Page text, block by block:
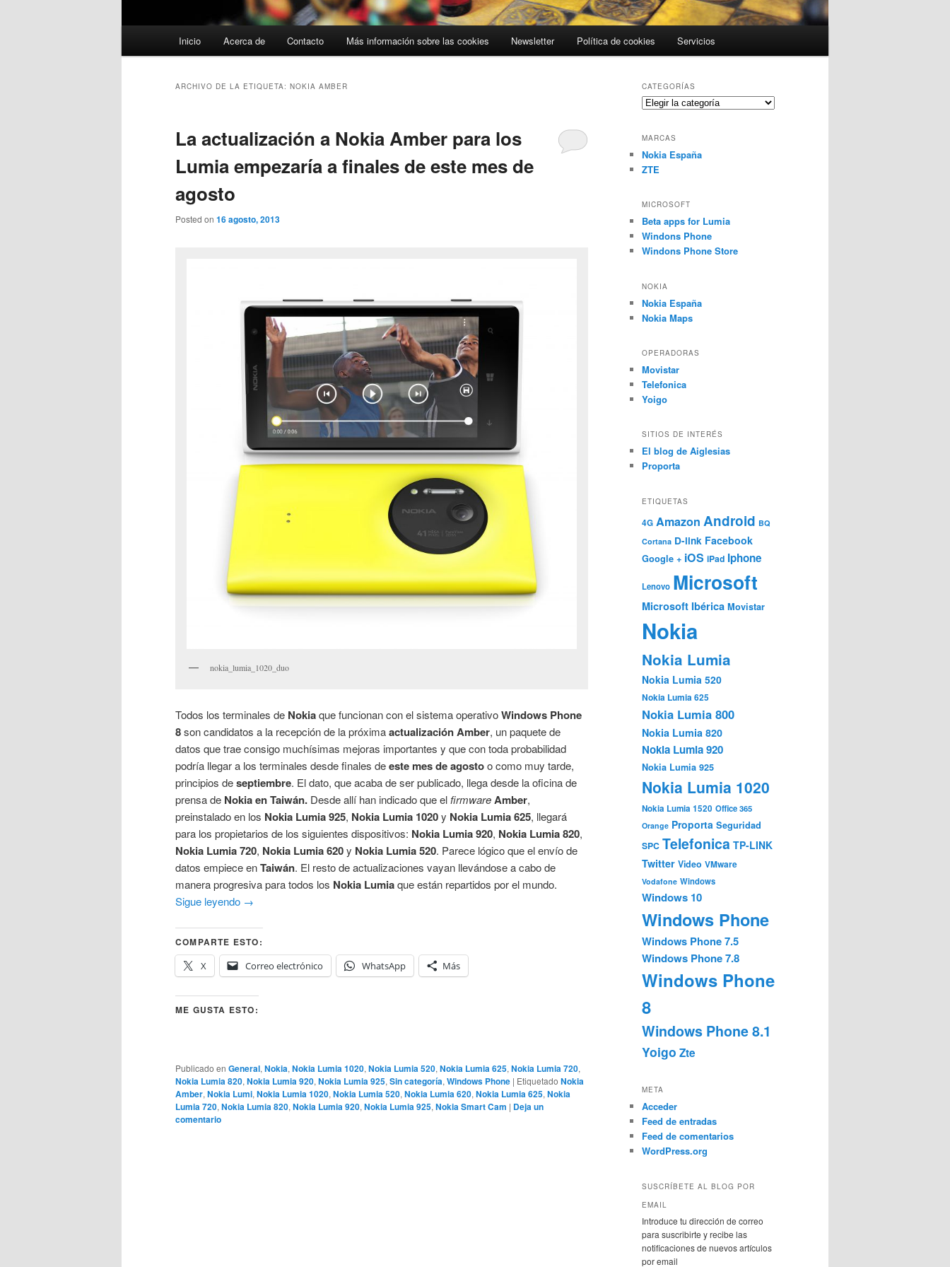
Inicio Acerca de Contacto Más información sobre las cookies Newsletter Política de cookies Servicios
ARCHIVO DE LA ETIQUETA: NOKIA AMBER
La actualización a Nokia Amber para los
Lumia empezaría a finales de este mes de
agosto
Posted on 16 agosto, 2013
nokia_lumia_1020_duo
Todos los terminales de Nokiaque funcionan con el sistema operativoWindows Phone
8son candidatos a la recepción de la próximaactualización Amber, un paquete de
datos que trae consigo muchísimas mejoras importantes y que con toda probabilidad
podría llegar a los terminales desde finales deeste mes de agostoo como muy tarde,
principios deseptiembre. El dato, que acaba de ser publicado, llega desde la oficina de
prensa de Nokia en Taiwán. Desde allí han indicado que el firmwareAmber,
preinstalado en los Nokia Lumia 925, Nokia Lumia 1020y Nokia Lumia 625, llegará
para los propietarios de los siguientes dispositivos: Nokia Lumia 920, Nokia Lumia 820,
Nokia Lumia 720, Nokia Lumia 620y Nokia Lumia 520. Parece lógico que el envío de
datos empiece enTaiwán. El resto de actualizaciones vayan llevándose a cabo de
manera progresiva para todos los Nokia Lumiaque están repartidos por el mundo.
Sigue leyendo →
COMPARTE ESTO:
X
Correo electrónico WhatsApp Más
ME GUSTA ESTO:
Publicado en General, Nokia, Nokia Lumia 1020, Nokia Lumia 520, Nokia Lumia 625, Nokia Lumia 720,
Nokia Lumia 820, Nokia Lumia 920, Nokia Lumia 925, Sin categoría, Windows Phone | Etiquetado Nokia
Amber, Nokia Lumi, Nokia Lumia 1020, Nokia Lumia 520, Nokia Lumia 620, Nokia Lumia 625, Nokia
Lumia 720, Nokia Lumia 820, Nokia Lumia 920, Nokia Lumia 925, Nokia Smart Cam | Deja un
comentario
CATEGORÍAS
Categorías
MARCAS
Nokia España
ZTE
MICROSOFT
Beta apps for Lumia
Windons Phone
Windons Phone Store
NOKIA
Nokia España
Nokia Maps
OPERADORAS
Movistar
Telefonica
Yoigo
SITIOS DE INTERÉS
El blog de Aiglesias
Proporta
ETIQUETAS
4G Amazon Android BQ
Cortana D-link Facebook
Google + iOS iPad Iphone
Lenovo Microsoft
Microsoft Ibérica Movistar
Nokia
Nokia Lumia
Nokia Lumia 520
Nokia Lumia 625
Nokia Lumia 800
Nokia Lumia 820
Nokia Lumia 920
Nokia Lumia 925
Nokia Lumia 1020
Nokia Lumia 1520 Office 365
Orange Proporta Seguridad
SPC Telefonica TP-LINK
Twitter Video VMware
Vodafone Windows
Windows 10
Windows Phone
Windows Phone 7.5
Windows Phone 7.8
Windows Phone
8
Windows Phone 8.1
Yoigo Zte
META
Acceder
Feed de entradas
Feed de comentarios
WordPress.org
SUSCRÍBETE AL BLOG POR
EMAIL
Introduce tu dirección de correo
para suscribirte y recibe las
notificaciones de nuevos artículos
por email